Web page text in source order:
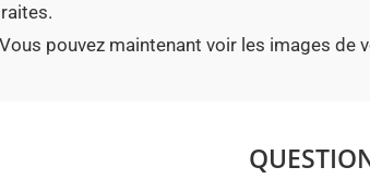
pouvez maintenant voir les images de